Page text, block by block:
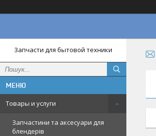
Запчасти для бытовой техники
Товары и услуги
Запчастини та аксесуари для
блендерів